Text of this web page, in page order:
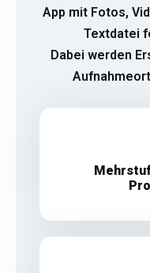
App mit Fotos,
Textdatei
Dabei werden